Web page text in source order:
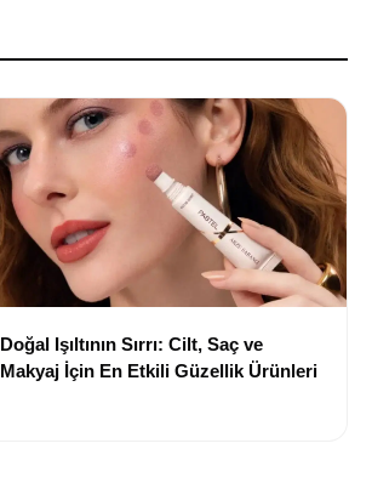
Doğal Işıltının Sırrı: Cilt, Saç ve
Makyaj İçin En Etkili Güzellik Ürünleri